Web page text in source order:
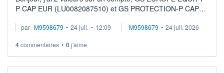
P CAP EUR (LU0082087510) et GS PROTECTION-P CAP
veux procéder à la vente, on me signale ...
par M9598679 • 24 juil. • 12:09 M9598679 • 24 juil. 2026
4commentaires • 0j'aime